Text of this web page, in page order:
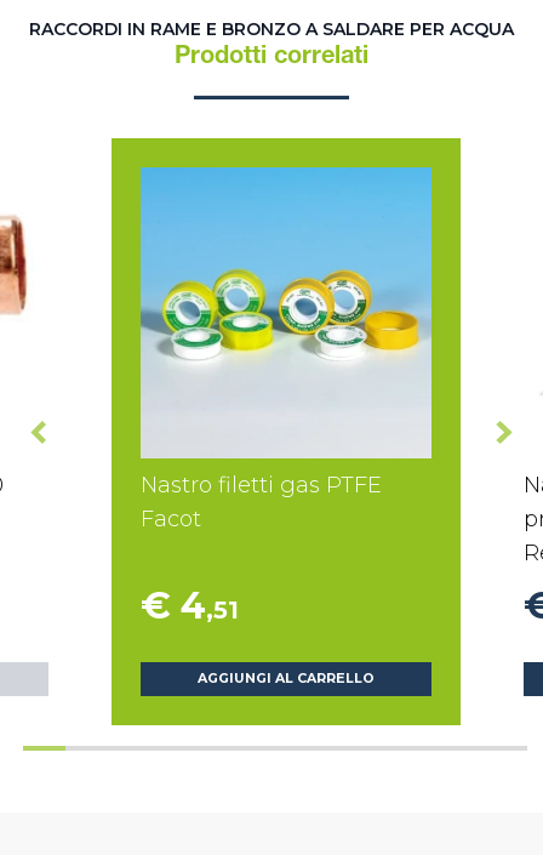
RACCORDI IN RAME E BRONZO A SALDARE PER ACQUA
Prodotti correlati
Nastro filetti gas PTFE
Facot
€ 4,51
AGGIUNGI AL CARRELLO